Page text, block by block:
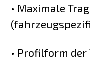
• Maximale
• Profilform der